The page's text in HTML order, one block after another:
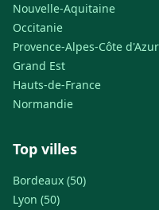
Nouvelle-Aquitaine
Occitanie
Provence-Alpes-Côte d'Azur
Grand Est
Hauts-de-France
Normandie
Top villes
Bordeaux (50)
Lyon (50)